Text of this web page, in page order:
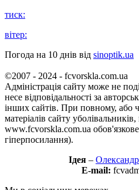
тиск:
вітер:
Погода на 10 днів від sinoptik.ua
©2007 - 2024 - fcvorskla.com.ua
Адміністрація сайту може не
несе відповідальності за
інших сайтів. При повному, або
матеріалів сайту
www.fcvorskla.com.ua обов'язкове
гіперпосилання).
Ідея –
E-mail: